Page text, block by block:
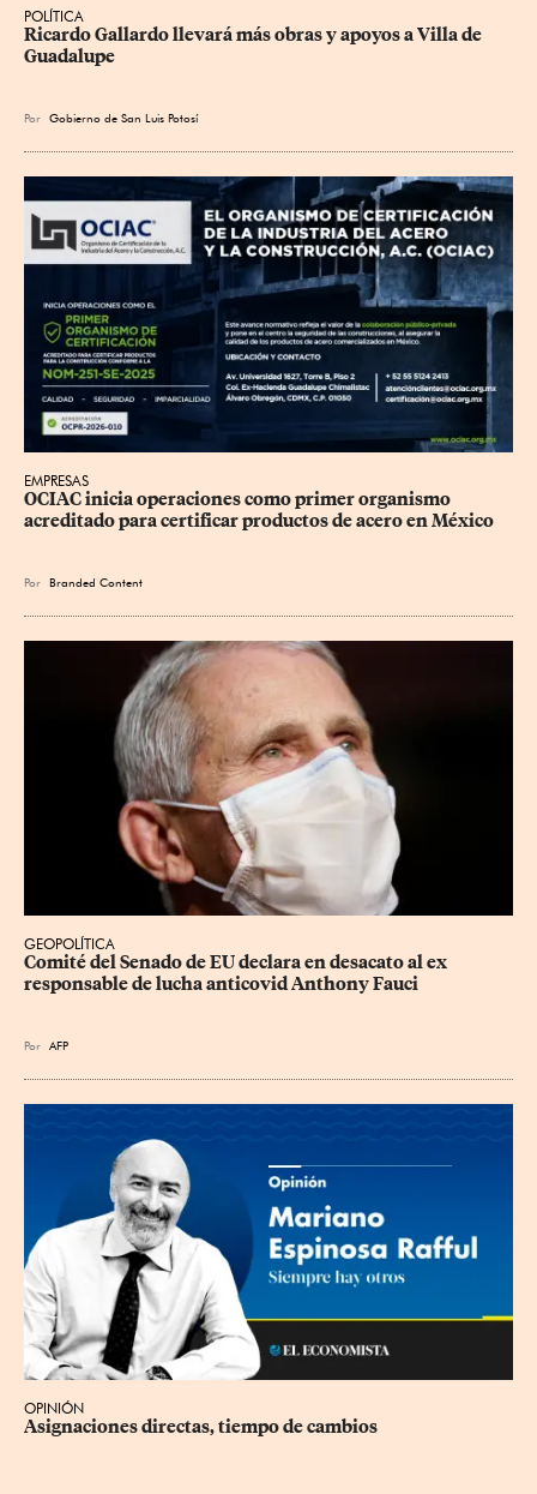
POLÍTICA
Ricardo Gallardo llevará más obras y apoyos a Villa de
Guadalupe
Por Gobierno de San Luis Potosí
EMPRESAS
OCIAC inicia operaciones como primer organismo
acreditado para certificar productos de acero en México
Por Branded Content
GEOPOLÍTICA
Comité del Senado de EU declara en desacato al ex
responsable de lucha anticovid Anthony Fauci
Por AFP
OPINIÓN
Asignaciones directas, tiempo de cambios